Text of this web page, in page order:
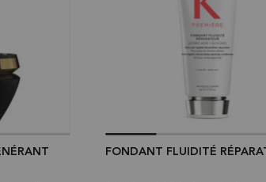
FONDANT FLUIDITÉ